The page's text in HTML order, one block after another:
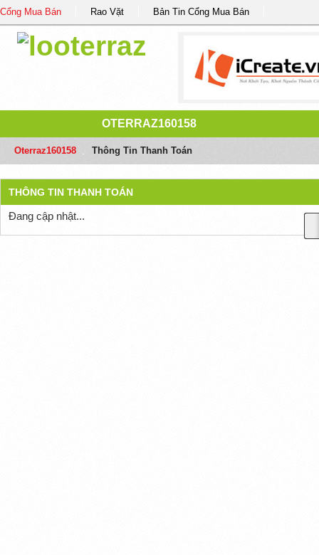
Cổng Mua Bán Rao Vặt Bản Tin Cổng Mua Bán
OTERRAZ160158
Oterraz160158 Thông Tin Thanh Toán
THÔNG TIN THANH TOÁN
Đang cập nhật...